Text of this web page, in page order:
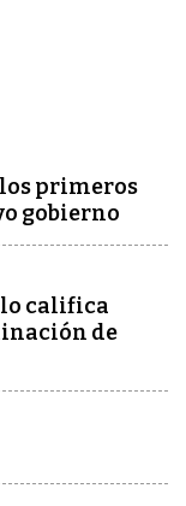
los primeros
gobierno
califica
de